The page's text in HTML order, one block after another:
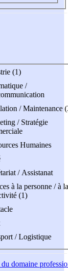
(1)
/
/ Maintenance
/ Stratégie
Humaines
/ Assistanat
à la personne / à la
(1)
/ Logistique
domaine